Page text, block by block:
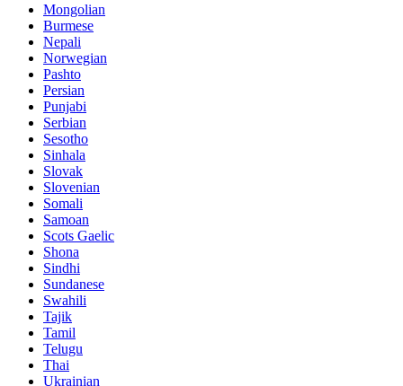
Mongolian
Burmese
Nepali
Norwegian
Pashto
Persian
Punjabi
Serbian
Sesotho
Sinhala
Slovak
Slovenian
Somali
Samoan
Scots Gaelic
Shona
Sindhi
Sundanese
Swahili
Tajik
Tamil
Telugu
Thai
Ukrainian